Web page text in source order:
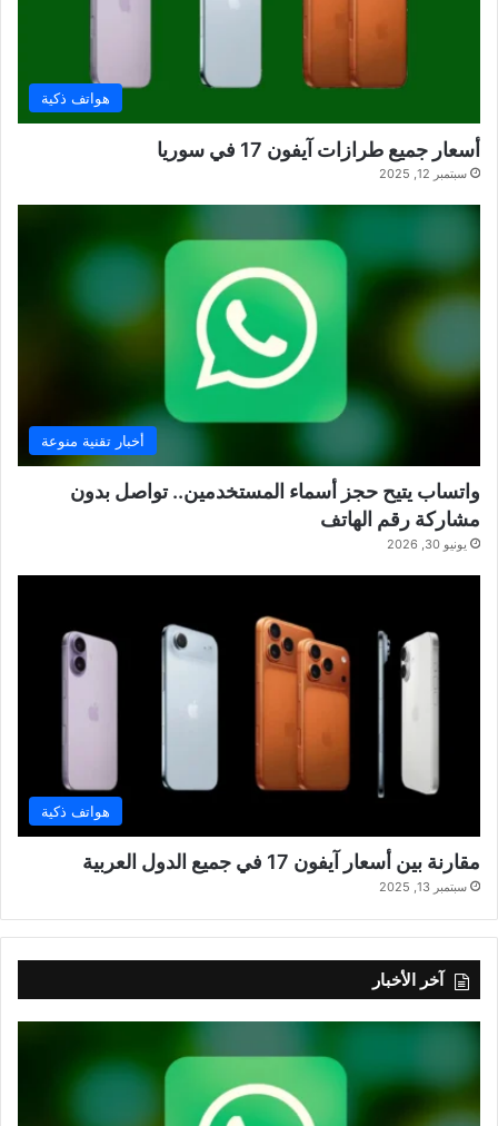
هواتف ذكية
أسعار جميع طرازات آيفون 17 في سوريا
سبتمبر 12, 2025
أخبار تقنية منوعة
واتساب يتيح حجز أسماء المستخدمين.. تواصل بدون
مشاركة رقم الهاتف
يونيو 30, 2026
هواتف ذكية
مقارنة بين أسعار آيفون 17 في جميع الدول العربية
سبتمبر 13, 2025
آخر الأخبار